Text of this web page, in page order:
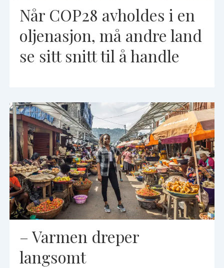
Når COP28 avholdes i en
oljenasjon, må andre land
se sitt snitt til å handle
– Varmen dreper
langsomt